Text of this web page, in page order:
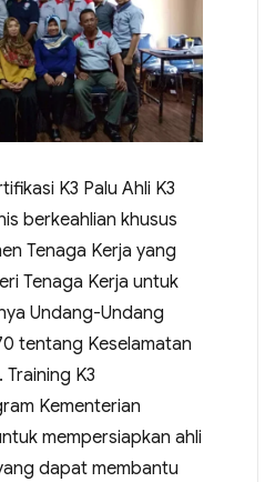
K3 Palu Ahli K3
berkeahlian khusus
Tenaga Kerja yang
Tenaga Kerja untuk
Undang-Undang
tentang Keselamatan
Training K3
Kementerian
mempersiapkan ahli
dapat membantu